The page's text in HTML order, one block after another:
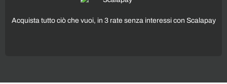
Acquista tutto ciò che vuoi, in 3 rate senza interessi con Scalapay